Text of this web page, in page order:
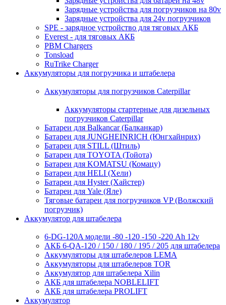
Зарядные устройства для погрузчиков на 80v
Зарядные устройства для 24v погрузчиков
SPE - зарядное устройство для тяговых АКБ
Everest - для тяговых АКБ
PBM Chargers
Tonsload
RuTrike Charger
Аккумуляторы для погрузчика и штабелера
Аккумуляторы для погрузчиков Caterpillar
Аккумуляторы стартерные для дизельных
погрузчиков Caterpillar
Батареи для Balkancar (Балканкар)
Батареи для JUNGHEINRICH (Юнгхайнрих)
Батареи для STILL (Штиль)
Батареи для TOYOTA (Тойота)
Батареи для KOMATSU (Комацу)
Батареи для HELI (Хели)
Батареи для Hyster (Хайстер)
Батареи для Yale (Яле)
Тяговые батареи для погрузчиков VP (Волжский
погрузчик)
Аккумулятор для штабелера
6-DG-120A модели -80 -120 -150 -220 Ah 12v
АКБ 6-QA-120 / 150 / 180 / 195 / 205 для штабелера
Аккумуляторы для штабелеров LEMA
Аккумуляторы для штабелеров TOR
Аккумулятор для штабелера Xilin
АКБ для штабелера NOBLELIFT
АКБ для штабелера PROLIFT
Аккумулятор